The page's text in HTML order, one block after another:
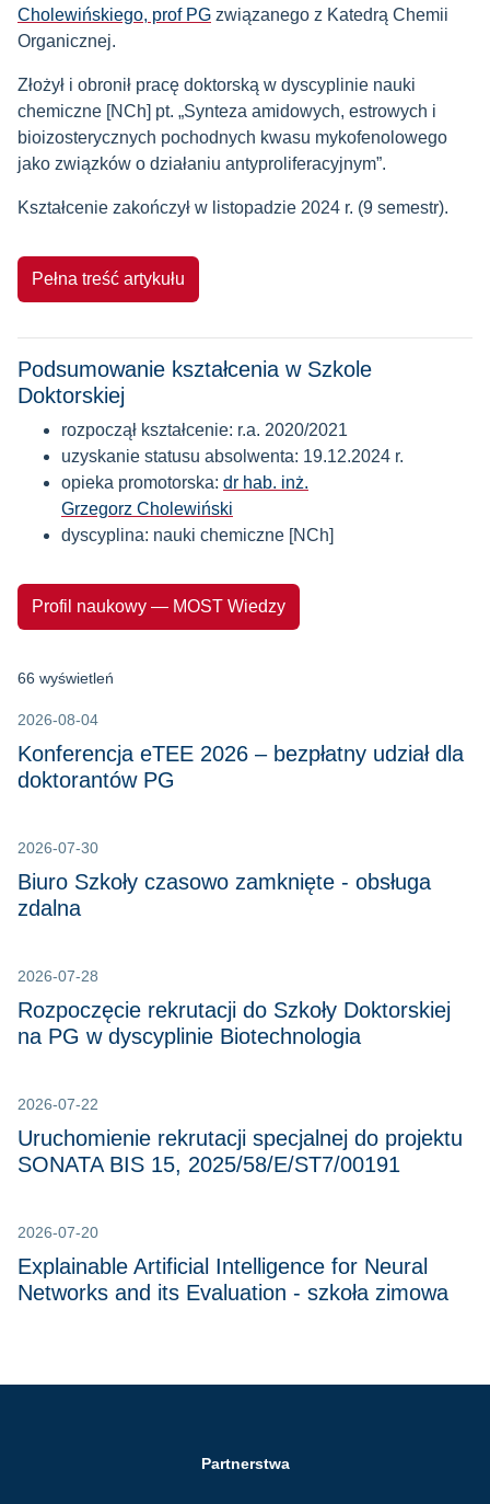
Cholewińskiego, prof PG związanego z Katedrą Chemii
Organicznej.
Złożył i obronił pracę doktorską w dyscyplinie nauki
chemiczne [NCh] pt. „Synteza amidowych, estrowych i
bioizosterycznych pochodnych kwasu mykofenolowego
jako związków o działaniu antyproliferacyjnym”.
Kształcenie zakończył w listopadzie 2024 r. (9 semestr).
Pełna treść artykułu
Podsumowanie kształcenia w Szkole
Doktorskiej
rozpoczął kształcenie: r.a. 2020/2021
uzyskanie statusu absolwenta: 19.12.2024 r.
opieka promotorska: dr hab. inż.
Grzegorz Cholewiński
dyscyplina: nauki chemiczne [NCh]
Profil naukowy — MOST Wiedzy
66 wyświetleń
2026-08-04
Konferencja eTEE 2026 – bezpłatny udział dla
doktorantów PG
2026-07-30
Biuro Szkoły czasowo zamknięte - obsługa
zdalna
2026-07-28
Rozpoczęcie rekrutacji do Szkoły Doktorskiej
na PG w dyscyplinie Biotechnologia
2026-07-22
Uruchomienie rekrutacji specjalnej do projektu
SONATA BIS 15, 2025/58/E/ST7/00191
2026-07-20
Explainable Artificial Intelligence for Neural
Networks and its Evaluation - szkoła zimowa
Partnerstwa